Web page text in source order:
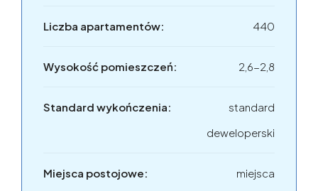
Liczba apartamentów: 440
Wysokość pomieszczeń: 2,6-2,8
Standard wykończenia:
standard
deweloperski
Miejsca postojowe:
miejsca